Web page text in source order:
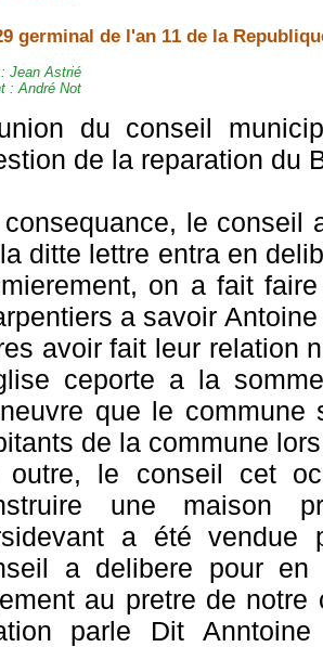
germinal de l'an 11 de la
Jean Astrié
: André Not
du conseil
consequance, le conseil
lettre entra en deliberation et ont
on a fait
charpentiers a
avoir fait leur relation
ceporte a la somme de mille
que le
outre, le conseil cet
une maison
a été vendue
a delibere pour en faire
au pretre de
parle Dit Anntoine Barre et Guilheme fort maçon